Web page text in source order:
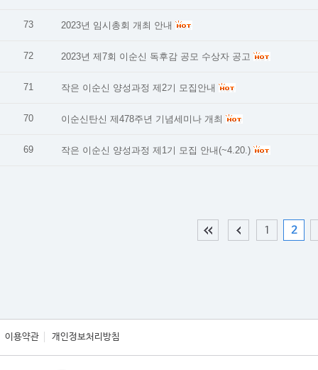
73 2023년 임시총회 개최 안내
72 2023년 제7회 이순신 독후감 공모 수상자 공고
71 작은 이순신 양성과정 제2기 모집안내
70 이순신탄신 제478주년 기념세미나 개최
69 작은 이순신 양성과정 제1기 모집 안내(~4.20.)
1 2
이용약관 개인정보처리방침